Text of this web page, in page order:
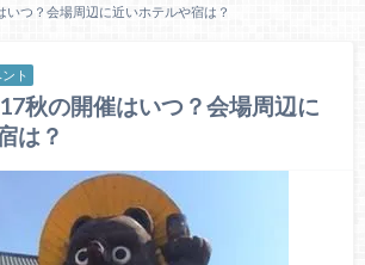
いつ？会場周辺に近いホテルや宿は？
ト
秋の開催はいつ？会場周辺に
は？